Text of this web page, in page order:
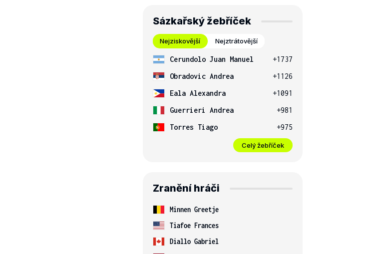
Sázkařský žebříček
Nejziskovější Nejztrátovější
Cerundolo Juan Manuel
+1737
Obradovic Andrea
+1126
Eala Alexandra
+1091
Guerrieri Andrea
+981
Torres Tiago
+975
Celý žebříček
Zranění hráči
Minnen Greetje
Tiafoe Frances
Diallo Gabriel